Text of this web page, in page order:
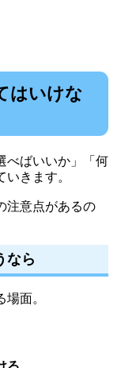
はいけな
べばいいか」「何
きます。
注意点があるの
なら
面。